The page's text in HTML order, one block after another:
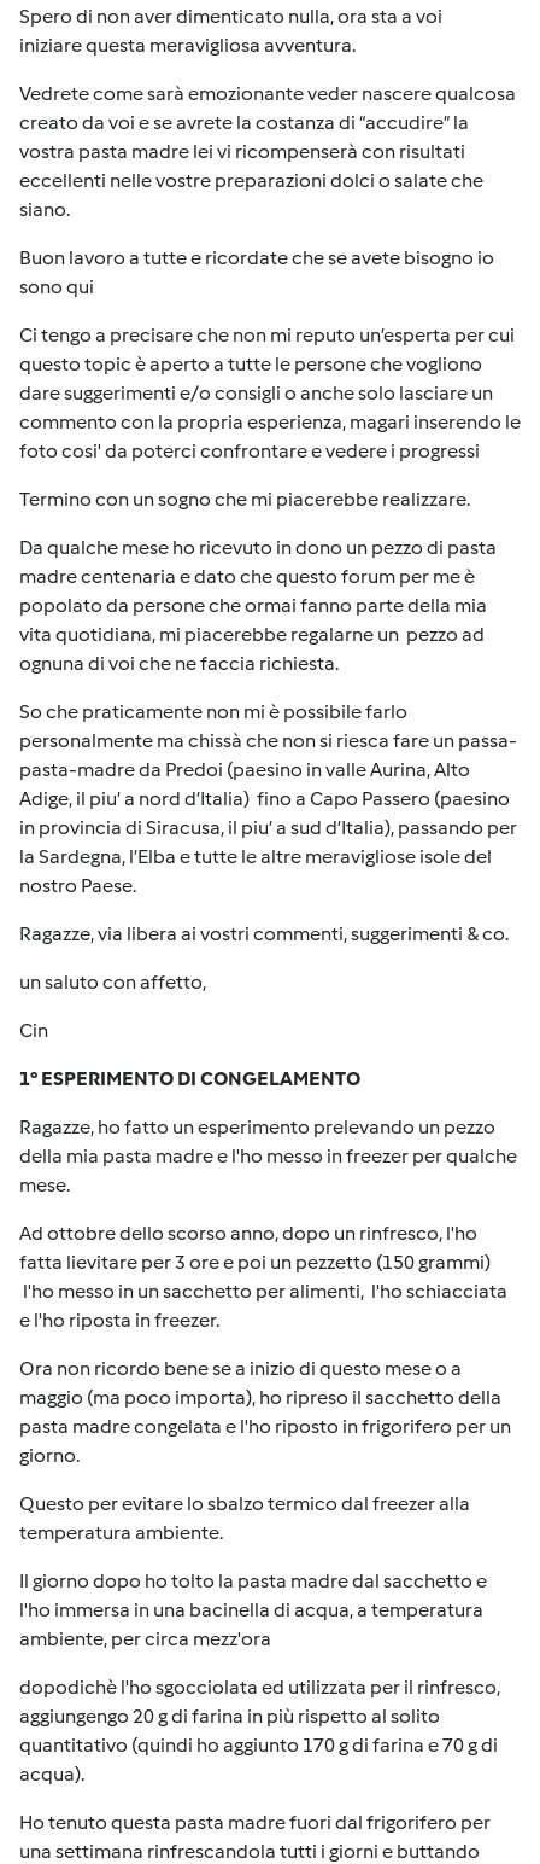
Spero di non aver dimenticato nulla, ora sta a voi
iniziare questa meravigliosa avventura.
Vedrete come sarà emozionante veder nascere qualcosa
creato da voi e se avrete la costanza di “accudire” la
vostra pasta madre lei vi ricompenserà con risultati
eccellenti nelle vostre preparazioni dolci o salate che
siano.
Buon lavoro a tutte e ricordate che se avete bisogno io
sono qui
Ci tengo a precisare che non mi reputo un’esperta per cui
questo topic è aperto a tutte le persone che vogliono
dare suggerimenti e/o consigli o anche solo lasciare un
commento con la propria esperienza, magari inserendo le
foto cosi' da poterci confrontare e vedere i progressi
Termino con un sogno che mi piacerebbe realizzare.
Da qualche mese ho ricevuto in dono un pezzo di pasta
madre centenaria e dato che questo forum per me è
popolato da persone che ormai fanno parte della mia
vita quotidiana, mi piacerebbe regalarne un pezzo ad
ognuna di voi che ne faccia richiesta.
So che praticamente non mi è possibile farlo
personalmente ma chissà che non si riesca fare un passa-
pasta-madre da Predoi (paesino in valle Aurina, Alto
Adige, il piu’ a nord d’Italia) fino a Capo Passero (paesino
in provincia di Siracusa, il piu’ a sud d’Italia), passando per
la Sardegna, l’Elba e tutte le altre meravigliose isole del
nostro Paese.
Ragazze, via libera ai vostri commenti, suggerimenti & co.
un saluto con affetto,
Cin
1° ESPERIMENTO DI CONGELAMENTO
Ragazze, ho fatto un esperimento prelevando un pezzo
della mia pasta madre e l'ho messo in freezer per qualche
mese.
Ad ottobre dello scorso anno, dopo un rinfresco, l'ho
fatta lievitare per 3 ore e poi un pezzetto (150 grammi)
l'ho messo in un sacchetto per alimenti, l'ho schiacciata
e l'ho riposta in freezer.
Ora non ricordo bene se a inizio di questo mese o a
maggio (ma poco importa), ho ripreso il sacchetto della
pasta madre congelata e l'ho riposto in frigorifero per un
giorno.
Questo per evitare lo sbalzo termico dal freezer alla
temperatura ambiente.
Il giorno dopo ho tolto la pasta madre dal sacchetto e
l'ho immersa in una bacinella di acqua, a temperatura
ambiente, per circa mezz'ora
dopodichè l'ho sgocciolata ed utilizzata per il rinfresco,
aggiungengo 20 g di farina in più rispetto al solito
quantitativo (quindi ho aggiunto 170 g di farina e 70 g di
acqua).
Ho tenuto questa pasta madre fuori dal frigorifero per
una settimana rinfrescandola tutti i giorni e buttando